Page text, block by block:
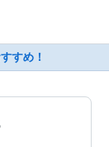
すめ！